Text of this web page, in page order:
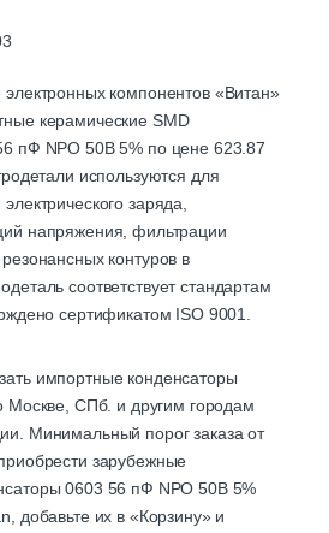
электронных компонентов «Витан»
керамические SMD
пФ NPO 50В 5% по цене 623.87
используются для
заряда,
напряжения, фильтрации
контуров в
соответствует стандартам
сертификатом ISO 9001.
импортные конденсаторы
Москве, СПб. и другим городам
Минимальный порог заказа от
зарубежные
0603 56 пФ NPO 50В 5%
добавьте их в «Корзину» и